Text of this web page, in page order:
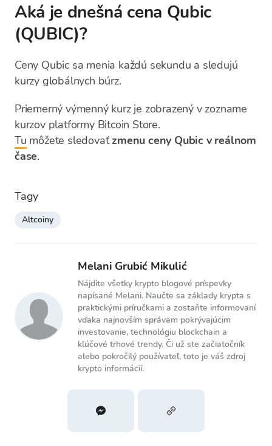
Aká je dnešná cena Qubic
(QUBIC)?
Ceny Qubic sa menia každú sekundu a sledujú
kurzy globálnych búrz.
Priemerný výmenný kurz je zobrazený v zozname
kurzov platformy Bitcoin Store.
Tu môžete sledovaťzmenu ceny Qubic v reálnom
čase.
Tagy
Altcoiny
Melani Grubić Mikulić
Nájdite všetky krypto blogové príspevky
napísané Melani. Naučte sa základy krypta s
praktickými príručkami a zostaňte informovaní
vďaka najnovším správam pokrývajúcim
investovanie, technológiu blockchain a
kľúčové trhové trendy. Či už ste začiatočník
alebo pokročilý používateľ, toto je váš zdroj
krypto informácií.